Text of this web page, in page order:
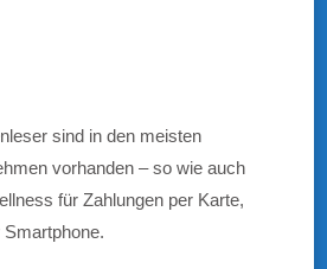
sind in den meisten
vorhanden – so wie auch
für Zahlungen per Karte,